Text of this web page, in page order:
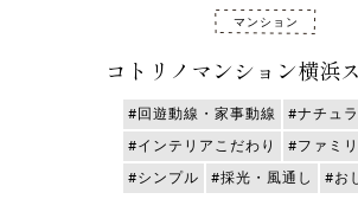
マンション
コトリノマンション横浜
#回遊動線・家事動線
#ナチュ
#インテリアこだわり
#ファミ
#シンプル
#採光・風通し #お